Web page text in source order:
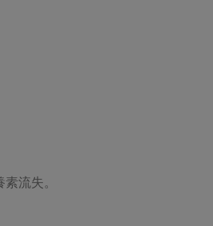
流失。